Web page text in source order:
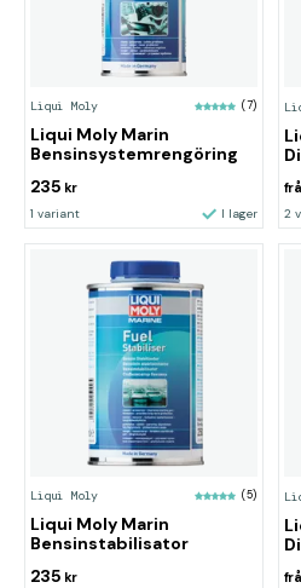
Liqui Moly (7)
Liqui Moly Marin
Bensinsystemrengöring
235 kr
1 variant I lager 2
Liqui Moly (5)
Liqui Moly Marin
Bensinstabilisator
235 kr